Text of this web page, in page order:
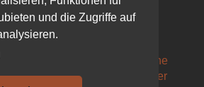
und die Zugriffe auf
für Fahrtechnikunerfahrene
für fortgeschrittene MTB’ler